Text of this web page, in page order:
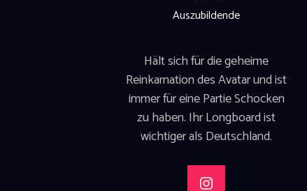
Auszubildende
Hält sich für die geheime
Reinkarnation des Avatar und ist
immer für eine Partie Schocken
zu haben. Ihr Longboard ist
wichtiger als Deutschland.